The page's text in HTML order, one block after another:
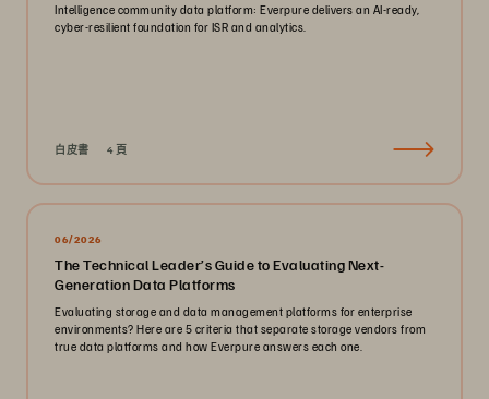
Intelligence community data platform: Everpure delivers an AI-ready,
cyber-resilient foundation for ISR and analytics.
白皮書 4 頁
06/2026
The Technical Leader’s Guide to Evaluating Next-
Generation Data Platforms
Evaluating storage and data management platforms for enterprise
environments? Here are 5 criteria that separate storage vendors from
true data platforms and how Everpure answers each one.